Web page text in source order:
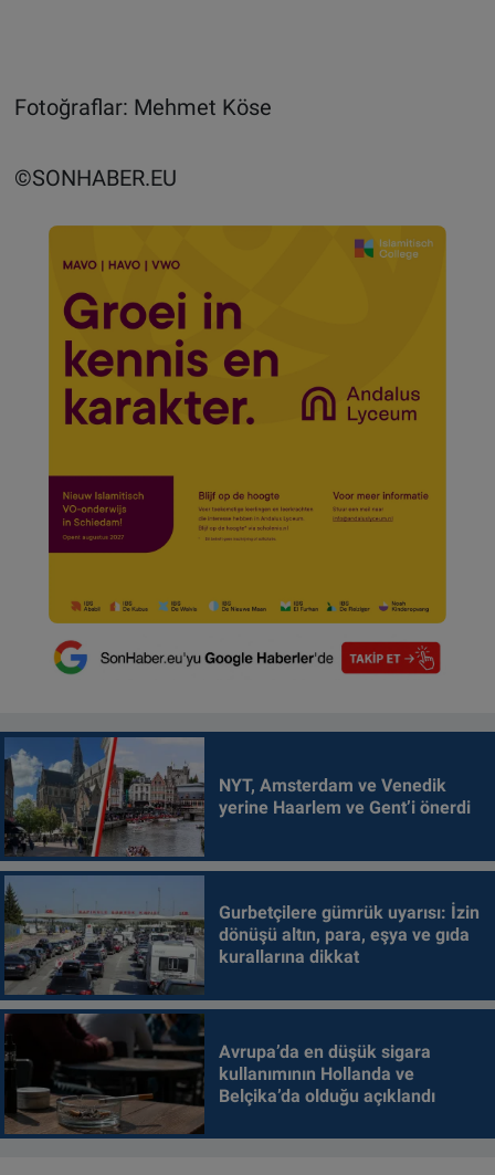
Fotoğraflar: Mehmet Köse
©SONHABER.EU
NYT, Amsterdam ve Venedik
yerine Haarlem ve Gent’i önerdi
Gurbetçilere gümrük uyarısı: İzin
dönüşü altın, para, eşya ve gıda
kurallarına dikkat
Avrupa’da en düşük sigara
kullanımının Hollanda ve
Belçika’da olduğu açıklandı